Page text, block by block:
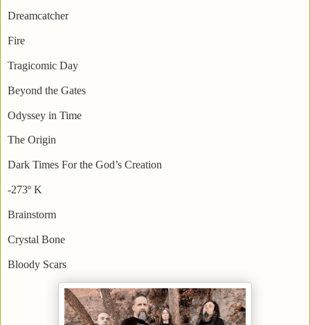
Dreamcatcher
Fire
Tragicomic Day
Beyond the Gates
Odyssey in Time
The Origin
Dark Times For the God’s Creation
-273º K
Brainstorm
Crystal Bone
Bloody Scars